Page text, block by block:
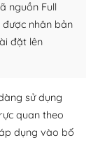
nguồn Full
nhân bản
đặt lên
sử dụng
quan theo
dụng vào bố